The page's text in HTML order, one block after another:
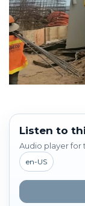
Listen to
Audio player for
en-US